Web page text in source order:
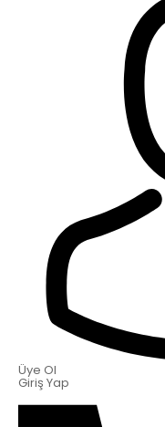
Üye Ol
Giriş Yap